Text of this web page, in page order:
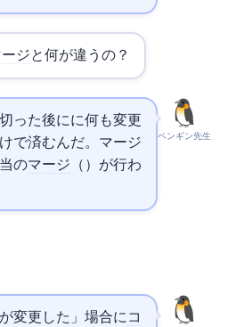
ジと何が違うの？
ペンギン先生
った後にmainに何も変更
けで済むんだ。マージ
のマージ （true merge）が行わ
が変更した」場合にコ